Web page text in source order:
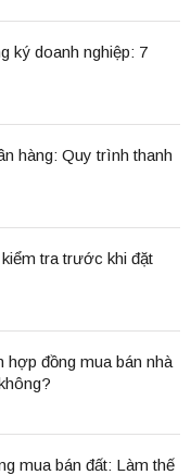
ký doanh nghiệp: 7
hàng: Quy trình thanh
tra trước khi đặt
đồng mua bán nhà
mua bán đất: Làm thế